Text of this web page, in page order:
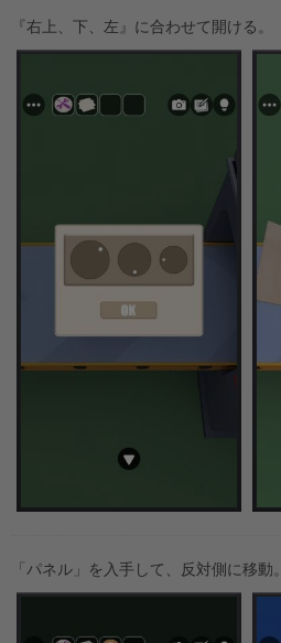
『右上、下、左』に合わせて開ける。
「パネル」を入手して、反対側に移動。